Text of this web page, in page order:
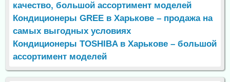
качество, большой ассортимент моделей
Кондиционеры GREE в Харькове – продажа на
самых выгодных условиях
Кондиционеры TOSHIBA в Харькове – большой
ассортимент моделей